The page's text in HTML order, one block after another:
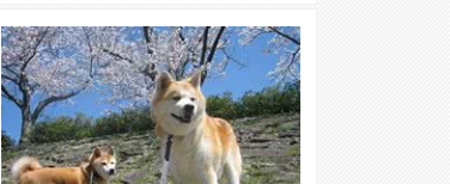
主人，容易训练，性格顺从沉稳，具强烈的警
戒心、敏锐的感觉，地域观念强。柴犬也是一
种相对自律的犬种，并经常喜欢保持自己身体
的洁净。